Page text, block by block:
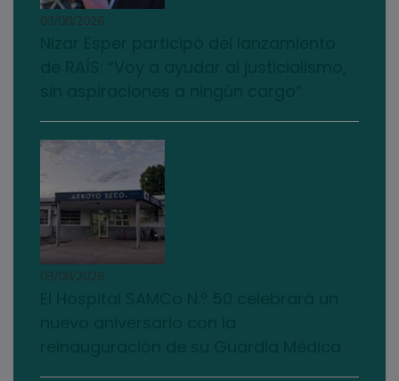
03/08/2026
03/08/2026